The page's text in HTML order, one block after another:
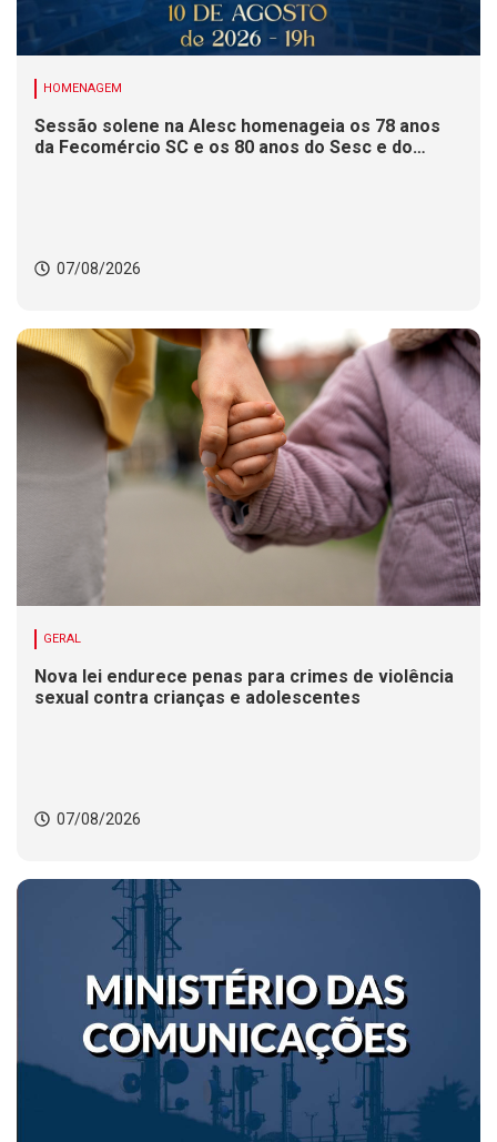
HOMENAGEM
Sessão solene na Alesc homenageia os 78 anos
da Fecomércio SC e os 80 anos do Sesc e do
07/08/2026
GERAL
Nova lei endurece penas para crimes de violência
sexual contra crianças e adolescentes
07/08/2026